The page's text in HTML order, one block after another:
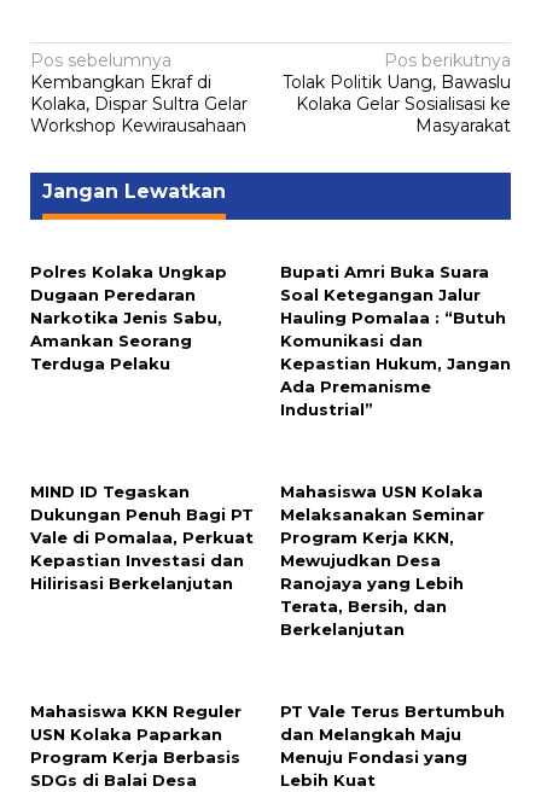
Navigasi
pos
Pos sebelumnya
Kembangkan Ekraf di
Kolaka, Dispar Sultra Gelar
Workshop Kewirausahaan
Pos berikutnya
Tolak Politik Uang, Bawaslu
Kolaka Gelar Sosialisasi ke
Masyarakat
Jangan Lewatkan
Polres Kolaka Ungkap
Dugaan Peredaran
Narkotika Jenis Sabu,
Amankan Seorang
Terduga Pelaku
Bupati Amri Buka Suara
Soal Ketegangan Jalur
Hauling Pomalaa : “Butuh
Komunikasi dan
Kepastian Hukum, Jangan
Ada Premanisme
Industrial”
MIND ID Tegaskan
Dukungan Penuh Bagi PT
Vale di Pomalaa, Perkuat
Kepastian Investasi dan
Hilirisasi Berkelanjutan
Mahasiswa USN Kolaka
Melaksanakan Seminar
Program Kerja KKN,
Mewujudkan Desa
Ranojaya yang Lebih
Terata, Bersih, dan
Berkelanjutan
Mahasiswa KKN Reguler
USN Kolaka Paparkan
Program Kerja Berbasis
SDGs di Balai Desa
PT Vale Terus Bertumbuh
dan Melangkah Maju
Menuju Fondasi yang
Lebih Kuat